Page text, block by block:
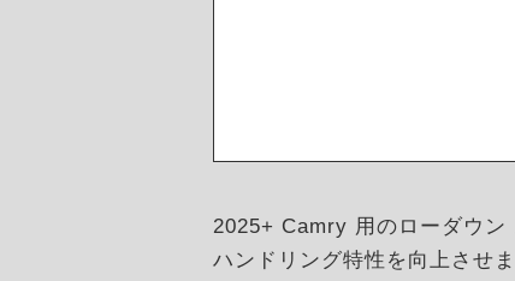
2025+ Camry 用のローダウン
ハンドリング特性を向上させ